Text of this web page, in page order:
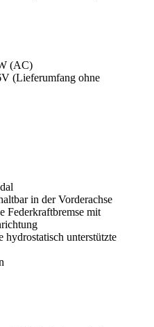
(AC)
(Lieferumfang ohne
in der Vorderachse
Federkraftbremse mit
hydrostatisch unterstützte